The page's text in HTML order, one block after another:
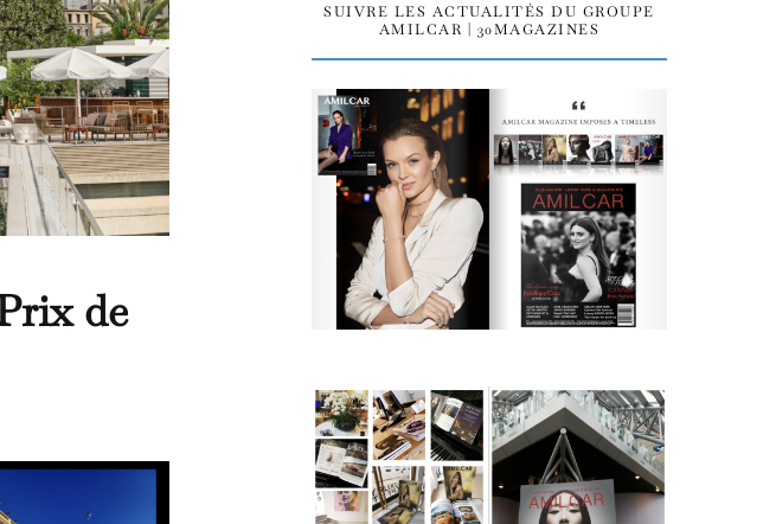
de
SUIVRE LES ACTUALITÉS DU GROUPE
AMILCAR | 30MAGAZINES